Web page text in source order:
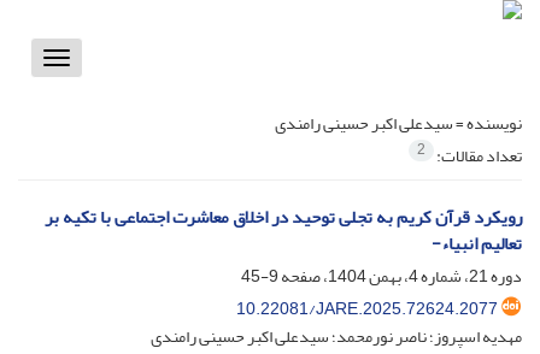
Toggle
نویسنده =سیدعلی اکبر حسینی رامندی
تعداد مقالات: 2
رویکرد قرآن کریم به تجلی توحید در اخلاق معاشرت اجتماعی با تکیه بر
تعالیم انبیاء-
دوره 21، شماره 4، بهمن 1404، صفحه
9-45
10.22081/JARE.2025.72624.2077
مهدیه اسپروز؛ ناصر نورمحمد؛ سیدعلی اکبر حسینی رامندی